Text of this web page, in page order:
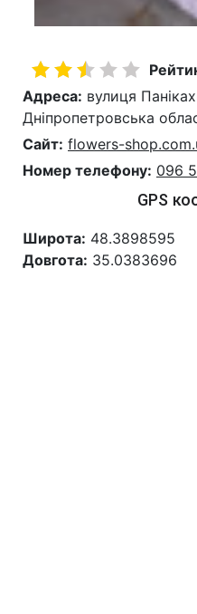
Адреса: вулиця
Дніпропетровська
Сайт: flowers-
Номер телефону: 096
GPS
Широта: 48.3898595
Довгота: 35.0383696